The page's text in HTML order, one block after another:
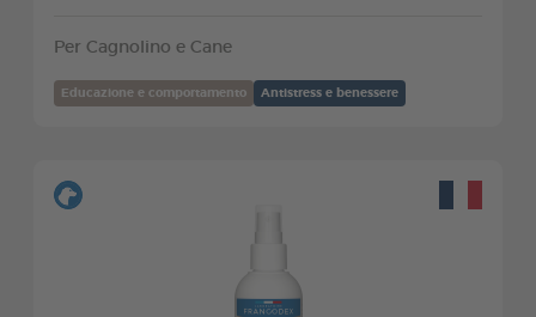
Per Cagnolino e Cane
Educazione e comportamento Antistress e benessere